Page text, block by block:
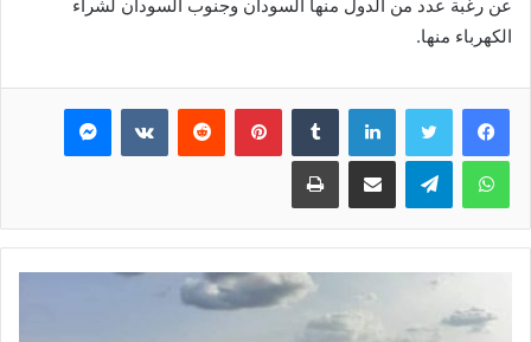
عن رغبة عدد من الدول منها السودان وجنوب السودان لشراء
الكهرباء منها.
فيسبوك تويتر لينكدإن بينتيريست ماسنجر
واتساب تيلقرام مشاركة عبر البريد طباعة